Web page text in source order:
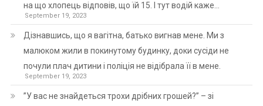
на що хлопець відповів, що їй 15. І тут водій каже…
September 19, 2023
Дізнавшись, що я вагітна, батько вигнав мене. Ми з
малюком жили в покинутому будинку, доки сусіди не
почули плач дитини і поліція не відібрала її в мене.
September 19, 2023
”У вас не знайдеться трохи дрібних грошей?” – зі